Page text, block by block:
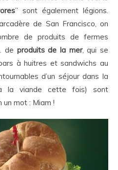
” sont également légions.
de San Francisco, on
de produits de fermes
de produits de la mer, qui se
à huitres et sandwichs au
d’un séjour dans la
la viande cette fois) sont
mot : Miam !